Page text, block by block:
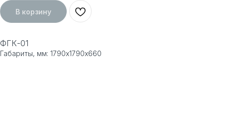
В корзину
ФГК-01
Габариты, мм: 1790х1790х660